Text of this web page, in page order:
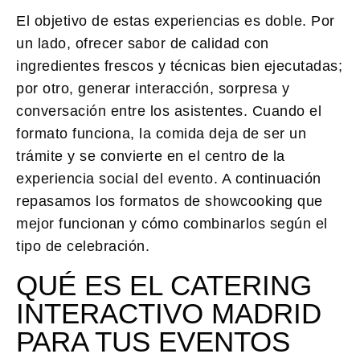
El objetivo de estas experiencias es doble. Por
un lado, ofrecer sabor de calidad con
ingredientes frescos y técnicas bien ejecutadas;
por otro, generar interacción, sorpresa y
conversación entre los asistentes. Cuando el
formato funciona, la comida deja de ser un
trámite y se convierte en el centro de la
experiencia social del evento. A continuación
repasamos los formatos de showcooking que
mejor funcionan y cómo combinarlos según el
tipo de celebración.
QUÉ ES EL CATERING
INTERACTIVO MADRID
PARA TUS EVENTOS